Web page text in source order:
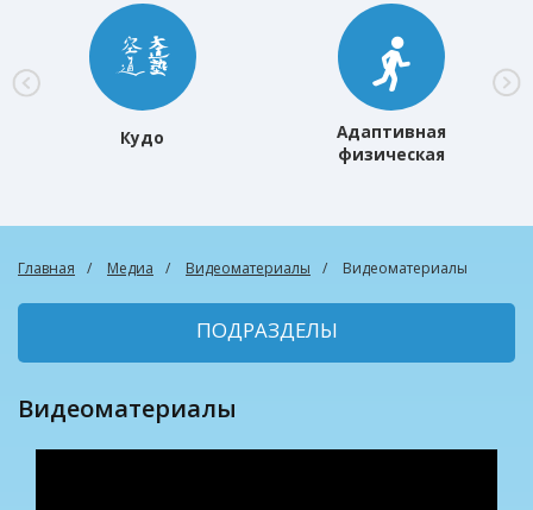
Кудо
Адаптивная
физическая
Главная Медиа Видеоматериалы Видеоматериалы
ПОДРАЗДЕЛЫ
Видеоматериалы